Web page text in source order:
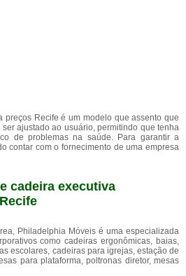
preços Recife é um modelo que assento que
ajustado ao usuário, permitindo que tenha
de problemas na saúde. Para garantir a
contar com o fornecimento de uma empresa
cadeira executiva
Philadelphia Móveis é uma especializada
como cadeiras ergonômicas, baias,
escolares, cadeiras para igrejas, estação de
para plataforma, poltronas diretor, mesas